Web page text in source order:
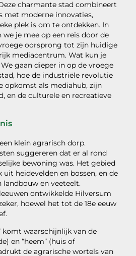
charmante stad combineert
met moderne innovaties,
plek is om te ontdekken. In
je mee op een reis door de
oorsprong tot zijn huidige
mediacentrum. Wat kun je
gaan dieper in op de vroege
hoe de industriële revolutie
opkomst als mediahub, zijn
en de culturele en recreatieve
klein agrarisch dorp.
suggereren dat er al rond
bewoning was. Het gebied
heidevelden en bossen, en de
landbouw en veeteelt.
ontwikkelde Hilversum
hoewel het tot de 18e eeuw
komt waarschijnlijk van de
en “heem” (huis of
de agrarische wortels van